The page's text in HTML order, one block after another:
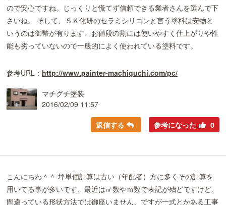
ので安心ですね。じっくりと慌てず信頼できる業者さんを選んで下
さいね。 そして、ＳＫ化研のセラミシリコンと言う塗料は安物と
いうのは御幣が有ります、お値段の割には使いやすく仕上がりや性
能も劣っていないので一般的によく使われている塗料です。
参考URL： http://www.painter-machiguchi.com/pc/
マチグチ塗装
2016/02/09 11:57
返信する 参考になった 0
こんにちわ＾＾ 坪単価計算は古い（年配者）方に多くその計算を
用いてる事が多いです、最近は㎡数やｍ数で表記が殆どですけど、
間違っている形状方法では御座いません、ですが一式とかある工事